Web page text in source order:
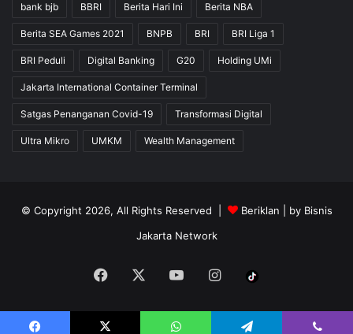
bank bjb BBRI Berita Hari Ini Berita NBA
Berita SEA Games 2021 BNPB BRI BRI Liga 1
BRI Peduli Digital Banking G20 Holding UMi
Jakarta International Container Terminal
Satgas Penanganan Covid-19 Transformasi Digital
Ultra Mikro UMKM Wealth Management
© Copyright 2026, All Rights Reserved | Beriklan | by Bisnis
Jakarta Network
Facebook YouTubeInstagram